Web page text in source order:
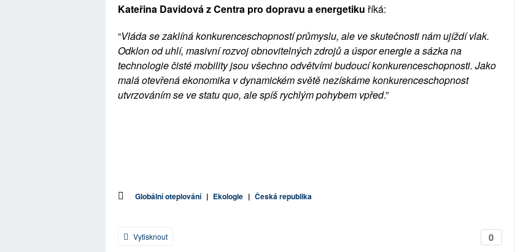
Kateřina Davidová z Centra pro dopravu a energetiku říká:
“Vláda se zaklíná konkurenceschopností průmyslu, ale ve skutečnosti nám ujíždí vlak.
Odklon od uhlí, masivní rozvoj obnovitelných zdrojů a úspor energie a sázka na
technologie čisté mobility jsou všechno odvětvími budoucí konkurenceschopnosti. Jako
malá otevřená ekonomika v dynamickém světě nezískáme konkurenceschopnost
utvrzováním se ve statu quo, ale spíš rychlým pohybem vpřed.”
Globální oteplování | Ekologie | Česká republika
0
Vytisknout